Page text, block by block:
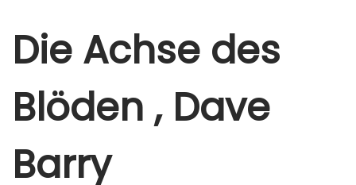
e
b
e
5
Die Achse des
Blöden , Dave
Barry